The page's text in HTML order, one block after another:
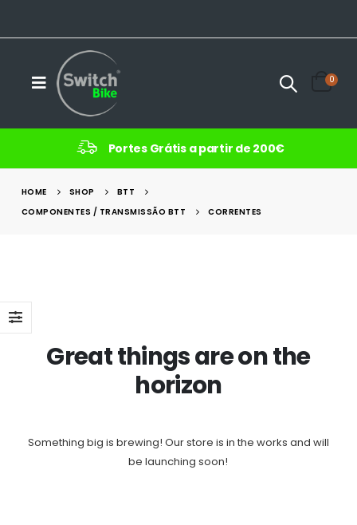
0
Portes Grátis a partir de 200€
HOME SHOP
BTT
COMPONENTES / TRANSMISSÃO BTT
CORRENTES
Great things are on the
horizon
Something big is brewing! Our store is in the works and will
be launching soon!